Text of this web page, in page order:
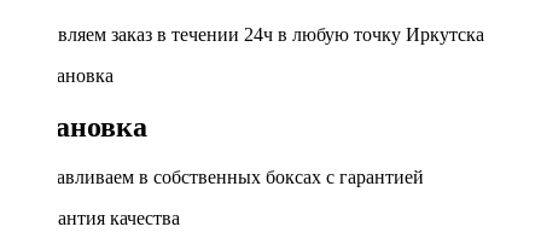
Доставляем заказ в течении 24ч в любую точку Иркутска
Установка
Устанавливаем в собственных боксах с гарантией